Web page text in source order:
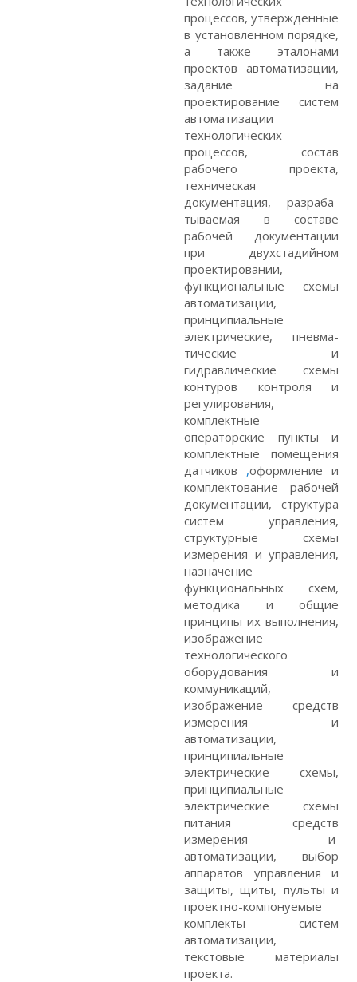
процессов, утвержден­ные
в установленном порядке,
а также эталонами
проектов автоматизации,
задание на
проектирование систем
авто­матизации
технологических
процессов, состав
рабочего проекта,
техническая
документация, разраба­
тываемая в составе
рабочей документации
при двухстадийном
проектировании,
функциональные схемы
автоматизации,
принципиальные
электрические, пневма­
тические и
гидравлические схемы
контуров контроля и
регулирования,
комплектные
операторские пункты и
комплектные помещения
датчиков ,оформление и
комплектование рабочей
документации, структура
систем управления,
структурные схемы
измерения и управления,
назначение
функциональных схем,
методика и общие
принципы их выполнения,
изображение
технологического
оборудования и
коммуникаций,
изображение средств
измерения и
автоматизации,
принципиальные
электрические схемы,
принципиальные
электрические схемы
питания средств
измерения и
автоматизации, выбор
аппаратов управления и
защиты, щиты, пульты и
проектно-компонуемые
комплекты систем
автоматизации,
текстовые материалы
проекта.